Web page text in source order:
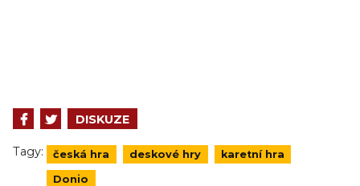
DISKUZE
Tagy: česká hra deskové hry karetní hra
Donio